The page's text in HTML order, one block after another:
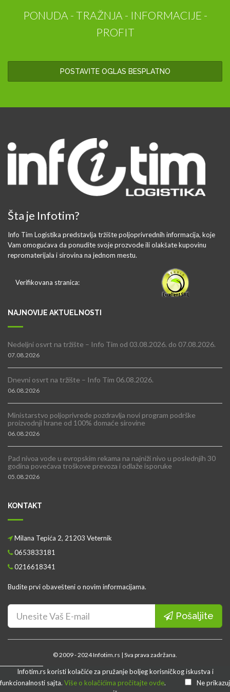
Infotim.rs koristi kolačiće za pružanje boljeg korisničkog iskustva i
funkcionalnosti sajta. Više o kolačićima pročitajte ovde.
Ne prikazuj
Problem?
PONUDA - TRAŽNJA - INFORMACIJE -
PROFIT
POSTAVITE OGLAS BESPLATNO
Šta je Infotim?
Info Tim Logistika predstavlja tržište poljoprivrednih informacija, koje
Vam omogućava da ponudite svoje prozvode ili olakšate kupovinu
repromaterijala i sirovina na jednom mestu.
Verifikovana stranica:
NAJNOVIJE AKTUELNOSTI
Nedeljni osvrt na tržište – Info Tim od 03.08.2026. do 07.08.2026.
07.08.2026
Dnevni osvrt na tržište – Info Tim 06.08.2026.
06.08.2026
Ministarstvo poljoprivrede pozdravlja novi program podrške
proizvodnji hrane od 100% domaće sirovine
06.08.2026
Pad nivoa vode u evropskim rekama na najniži nivo u poslednjih 30
godina povećava troškove prevoza i odlaže isporuke
05.08.2026
KONTAKT
Milana Tepića 2, 21203 Veternik
0653833181
0216618341
Budite prvi obavešteni o novim informacijama.
Pošaljite
© 2009 - 2024 Infotim.rs | Sva prava zadržana.
Početna O nama Kontakt
Uslovi poslovanja i korišćenja
Zaštita podataka
Politika o "kolačićima" Prijavi se